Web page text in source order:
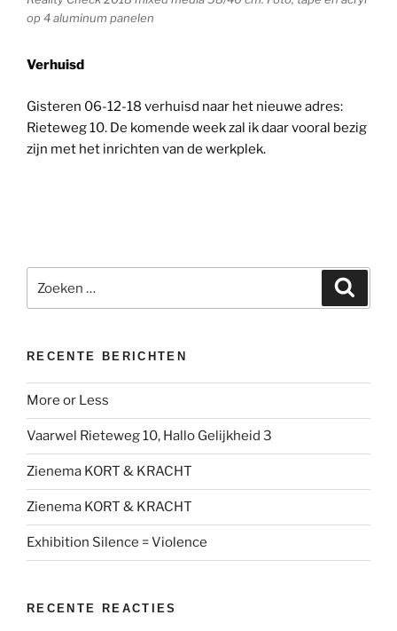
op 4 aluminum panelen
Verhuisd
Gisteren 06-12-18 verhuisd naar het nieuwe adres:
Rieteweg 10. De komende week zal ik daar vooral bezig
zijn met het inrichten van de werkplek.
naar:
RECENTE BERICHTEN
More or Less
Vaarwel Rieteweg 10, Hallo Gelijkheid 3
Zienema KORT & KRACHT
Zienema KORT & KRACHT
Exhibition Silence = Violence
RECENTE REACTIES